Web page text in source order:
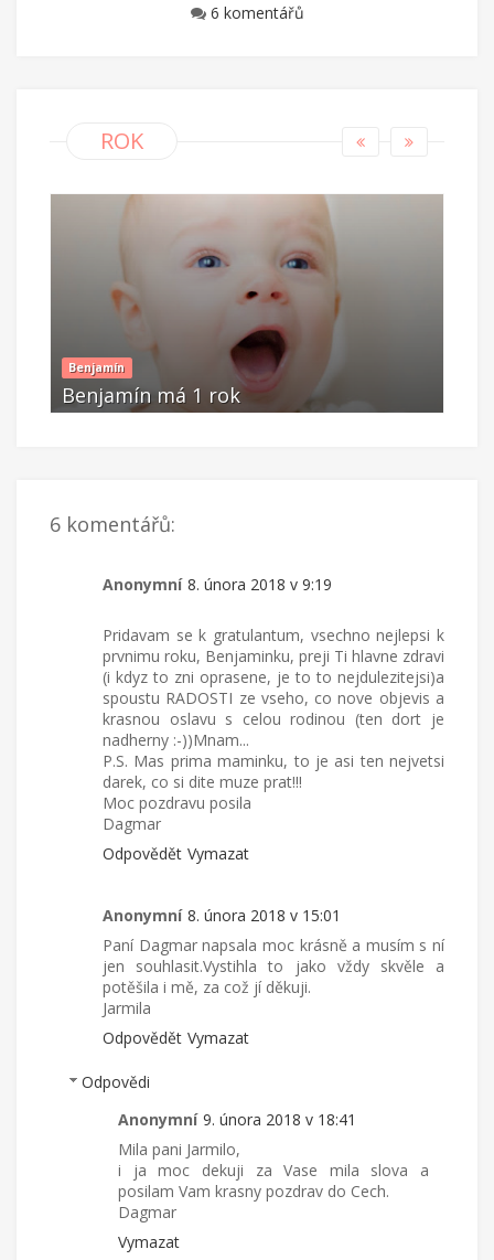
6 komentářů
ROK
Benjamín
Benjamín má 1 rok
6 komentářů:
Anonymní 8. února 2018 v 9:19
Pridavam se k gratulantum, vsechno nejlepsi k
prvnimu roku, Benjaminku, preji Ti hlavne zdravi
(i kdyz to zni oprasene, je to to nejdulezitejsi)a
spoustu RADOSTI ze vseho, co nove objevis a
krasnou oslavu s celou rodinou (ten dort je
nadherny :-))Mnam...
P.S. Mas prima maminku, to je asi ten nejvetsi
darek, co si dite muze prat!!!
Moc pozdravu posila
Dagmar
Odpovědět Vymazat
Anonymní 8. února 2018 v 15:01
Paní Dagmar napsala moc krásně a musím s ní
jen souhlasit.Vystihla to jako vždy skvěle a
potěšila i mě, za což jí děkuji.
Jarmila
Odpovědět Vymazat
Odpovědi
Anonymní 9. února 2018 v 18:41
Mila pani Jarmilo,
i ja moc dekuji za Vase mila slova a
posilam Vam krasny pozdrav do Cech.
Dagmar
Vymazat